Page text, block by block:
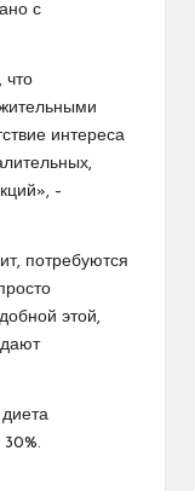
с
что
интереса
–
потребуются
этой,